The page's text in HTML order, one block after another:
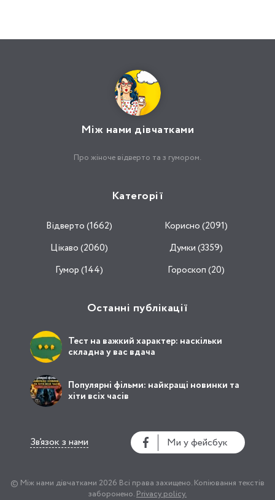
Між нами дівчатками
Про жіноче відверто та з гумором.
Категорії
Відвертo (1662)
Корисно (2091)
Цікаво (2060)
Думки (3359)
Гумор (144)
Гороскоп (20)
Останні публікації
Тест на важкий характер: наскільки
складна у вас вдача
Популярні фільми: найкращі новинки та
хіти всіх часів
Ми у фейсбук
Зв’язок з нами
© Між нами дівчатками 2026 Всі права захищено. Копіювання текстів
заборонено.Privacy policy.